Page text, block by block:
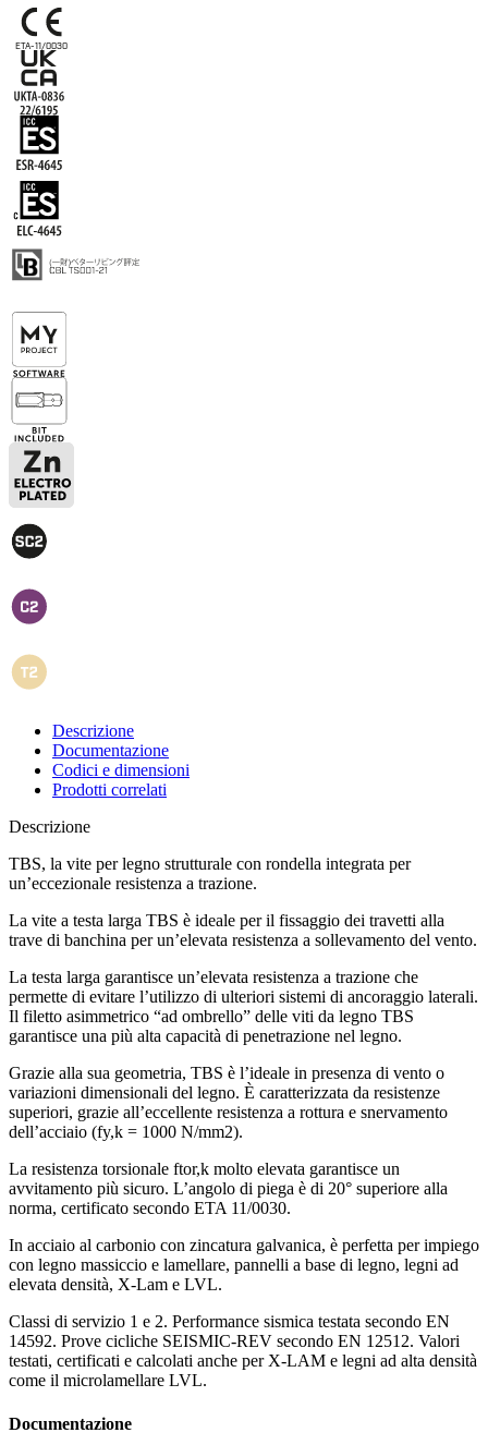
ETA-11/0030
Descrizione
Documentazione
Codici e dimensioni
Prodotti correlati
Descrizione
TBS, la vite per legno strutturale con rondella integrata per
un’eccezionale resistenza a trazione.
La vite a testa larga TBS è ideale per il fissaggio dei travetti alla
trave di banchina per un’elevata resistenza a sollevamento del vento.
La testa larga garantisce un’elevata resistenza a trazione che
permette di evitare l’utilizzo di ulteriori sistemi di ancoraggio laterali.
Il filetto asimmetrico “ad ombrello” delle viti da legno TBS
garantisce una più alta capacità di penetrazione nel legno.
Grazie alla sua geometria, TBS è l’ideale in presenza di vento o
variazioni dimensionali del legno. È caratterizzata da resistenze
superiori, grazie all’eccellente resistenza a rottura e snervamento
dell’acciaio (fy,k = 1000 N/mm2).
La resistenza torsionale ftor,k molto elevata garantisce un
avvitamento più sicuro. L’angolo di piega è di 20° superiore alla
norma, certificato secondo ETA 11/0030.
In acciaio al carbonio con zincatura galvanica, è perfetta per impiego
con legno massiccio e lamellare, pannelli a base di legno, legni ad
elevata densità, X-Lam e LVL.
Classi di servizio 1 e 2. Performance sismica testata secondo EN
14592. Prove cicliche SEISMIC-REV secondo EN 12512. Valori
testati, certificati e calcolati anche perX-LAM e legni ad alta densità
come il microlamellare LVL.
Documentazione